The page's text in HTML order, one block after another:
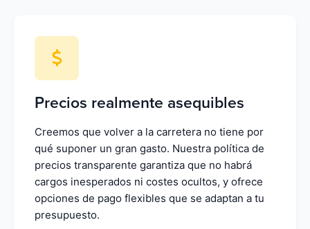
Precios realmente asequibles
Creemos que volver a la carretera no tiene por
qué suponer un gran gasto. Nuestra política de
precios transparente garantiza que no habrá
cargos inesperados ni costes ocultos, y ofrece
opciones de pago flexibles que se adaptan a tu
presupuesto.